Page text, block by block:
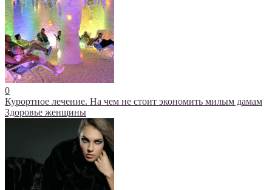
0
Курортное лечение. На чем не стоит экономить милым дамам
Здоровье женщины